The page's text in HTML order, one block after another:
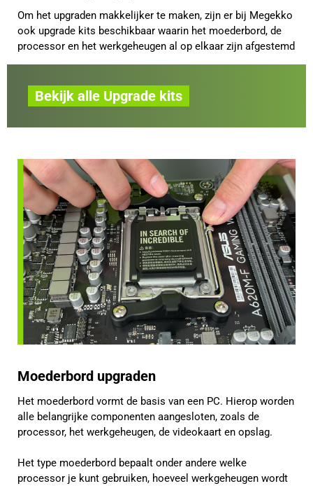
Om het upgraden makkelijker te maken, zijn er bij Megekko
ook upgrade kits beschikbaar waarin het moederbord, de
processor en het werkgeheugen al op elkaar zijn afgestemd
Bekijk alle Upgrade kits
Moederbord upgraden
Het moederbord vormt de basis van een PC. Hierop worden
alle belangrijke componenten aangesloten, zoals de
processor, het werkgeheugen, de videokaart en opslag.
Het type moederbord bepaalt onder andere welke
processor je kunt gebruiken, hoeveel werkgeheugen wordt